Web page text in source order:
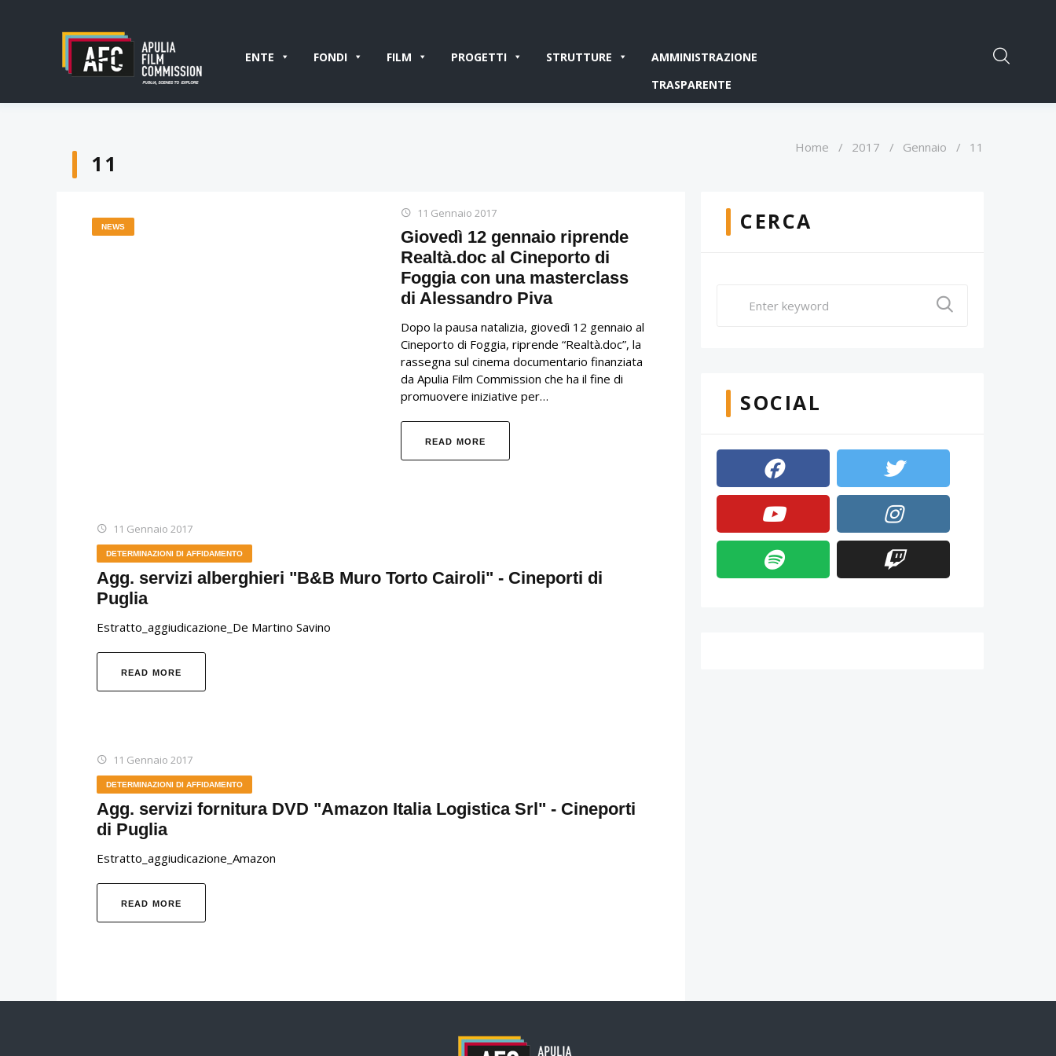
ENTE FONDI FILM PROGETTI STRUTTURE
AMMINISTRAZIONE
TRASPARENTE
11
Home / 2017 / Gennaio / 11
11 Gennaio 2017
NEWS
Giovedì 12 gennaio riprende
Realtà.doc al Cineporto di
Foggia con una masterclass
di Alessandro Piva
Dopo la pausa natalizia, giovedì 12 gennaio al
Cineporto di Foggia, riprende “Realtà.doc”, la
rassegna sul cinema documentario finanziata
da Apulia Film Commission che ha il fine di
promuovere iniziative per…
READ MORE
11 Gennaio 2017
DETERMINAZIONI DI AFFIDAMENTO
Agg. servizi alberghieri "B&B Muro Torto Cairoli" - Cineporti di
Puglia
Estratto_aggiudicazione_De Martino Savino
READ MORE
11 Gennaio 2017
DETERMINAZIONI DI AFFIDAMENTO
Agg. servizi fornitura DVD "Amazon Italia Logistica Srl" - Cineporti
di Puglia
Estratto_aggiudicazione_Amazon
READ MORE
CERCA
SOCIAL